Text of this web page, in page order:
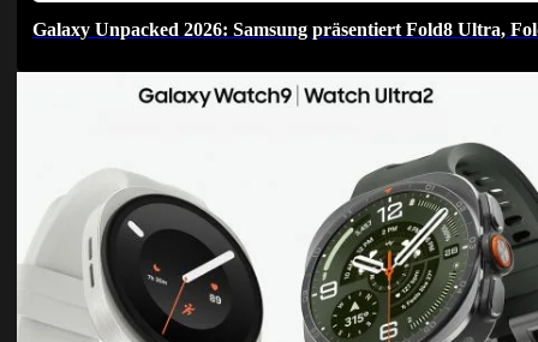
Galaxy Unpacked 2026: Samsung präsentiert Fold8 Ultra,